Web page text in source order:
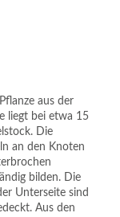
aus der
liegt bei etwa 15
Die
an den Knoten
bilden. Die
Unterseite sind
Aus den